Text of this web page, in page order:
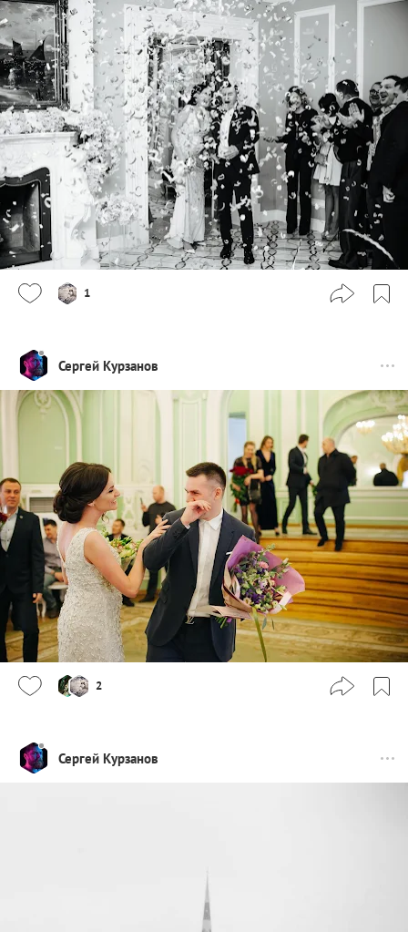
1
Сергей Курзанов
2
Сергей Курзанов